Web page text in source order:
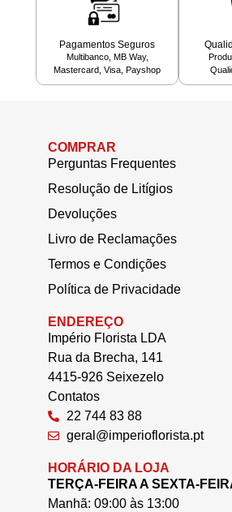
Pagamentos Seguros
Multibanco, MB Way,
Mastercard, Visa, Payshop
COMPRAR
Perguntas Frequentes
Resolução de Litígios
Devoluções
Livro de Reclamações
Termos e Condições
Política de Privacidade
ENDEREÇO
Império Florista LDA
Rua da Brecha, 141
4415-926 Seixezelo
Contatos
22 744 83 88
geral@imperioflorista.pt
HORÁRIO DA LOJA
TERÇA-FEIRA A SEXTA-
Manhã: 09:00 às 13:00